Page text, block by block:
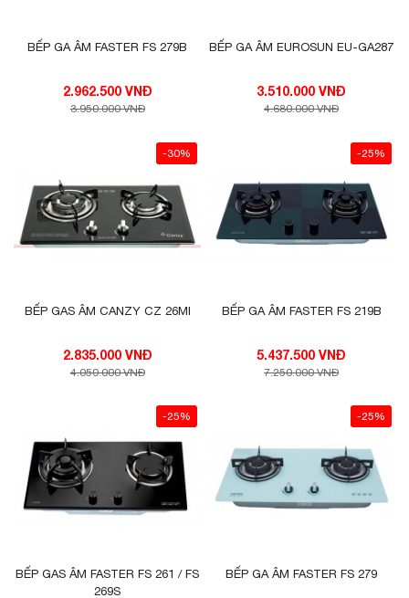
BẾP GA ÂM FASTER FS 279B
2.962.500 VNĐ
3.950.000 VNĐ
BẾP GA ÂM EUROSUN EU-GA287
3.510.000 VNĐ
4.680.000 VNĐ
-30%
BẾP GAS ÂM CANZY CZ 26MI
2.835.000 VNĐ
4.050.000 VNĐ
-25%
BẾP GA ÂM FASTER FS 219B
5.437.500 VNĐ
7.250.000 VNĐ
-25%
BẾP GAS ÂM FASTER FS 261 / FS
269S
-25%
BẾP GA ÂM FASTER FS 279